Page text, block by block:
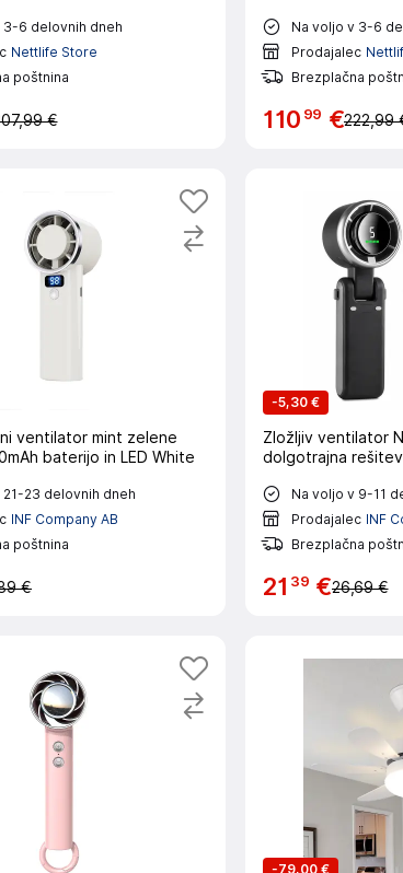
3-6 delovnih dneh
Nettlife Store
poštnina
€
Na voljo v 3-6
Prodajalec
Brezplačna
110 99 €222,99
ventilator mint zelene
baterijo in LED White
21-23 delovnih dneh
INF Company AB
poštnina
€
-5,30 €
Zložljiv ventilator
dolgotrajna
Na voljo v 9-11
Prodajalec INF
Brezplačna
21 39 €26,69 €
-79,00 €